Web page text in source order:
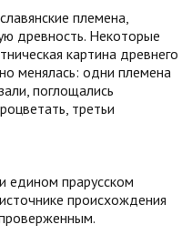
племена,
древность. Некоторые
картина древнего
менялась: одни племена
поглощались
третьи
едином прарусском
происхождения